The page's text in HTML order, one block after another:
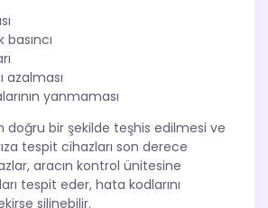
azalması
yanmaması
doğru bir şekilde teşhis edilmesi ve
tespit cihazları son derece
aracın kontrol ünitesine
tespit eder, hata kodlarını
silinebilir.